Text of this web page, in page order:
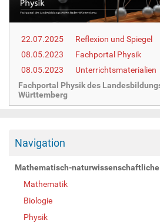
h
e
r
:
22.07.2025
Reflexion und Spiegel
08.05.2023
Fachportal Physik
08.05.2023
Unterrichtsmaterialien
Fachportal Physik des
Württemberg
Navigation
Mathematisch-naturwissenschaftliche
Mathematik
Biologie
Physik